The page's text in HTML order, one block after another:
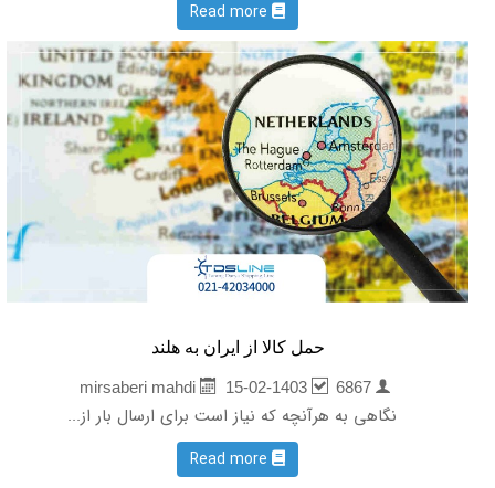
Read more
حمل کالا از ایران به هلند
mirsaberi mahdi
15-02-1403 6867
نگاهی به هرآنچه که نیاز است برای ارسال بار از...
Read more